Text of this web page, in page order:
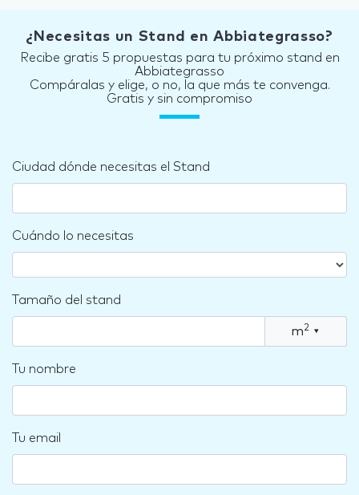
¿Necesitas un Stand en Abbiategrasso?
Recibe gratis 5 propuestas para tu próximo stand en
Abbiategrasso
Compáralas y elige, o no, la que más te convenga.
Gratis y sin compromiso
Ciudad dónde necesitas el Stand
Cuándo lo necesitas
Tamaño del stand
m2 ▾
Tu nombre
Tu email